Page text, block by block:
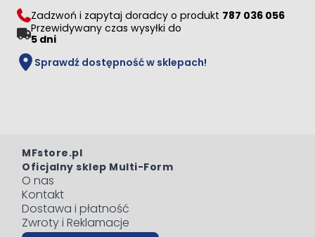
Zadzwoń i zapytaj doradcy o produkt 787 036 056
Przewidywany czas wysyłki do
5 dni
Sprawdź dostępność w sklepach!
MFstore.pl
Oficjalny sklep Multi-Form
O nas
Kontakt
Dostawa i płatność
Zwroty i Reklamacje